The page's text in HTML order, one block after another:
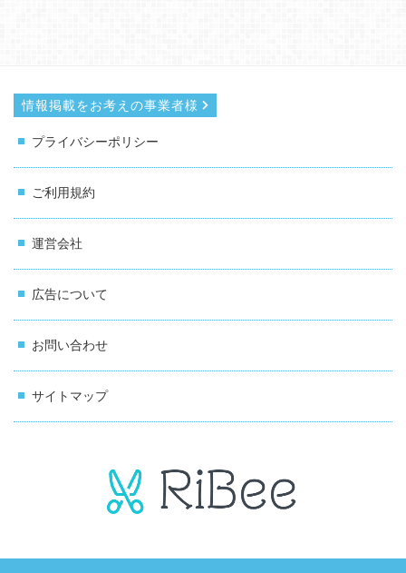
情報掲載をお考えの事業者様
プライバシーポリシー
ご利用規約
運営会社
広告について
お問い合わせ
サイトマップ